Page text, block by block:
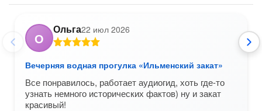
О
Ольга22 июл 2026
Вечерняя водная прогулка «Ильменский закат»
Все понравилось, работает аудиогид, хоть где-то
узнать немного исторических фактов) ну и закат
красивый!